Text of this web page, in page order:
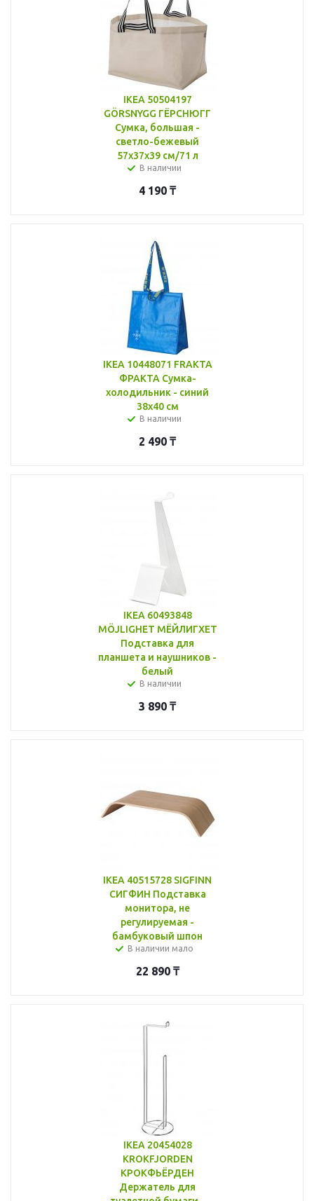
IKEA 50504197
GÖRSNYGG ГЁРСНЮГГ
Сумка, большая -
светло-бежевый
57x37x39 см/71 л
В наличии
4 190 ₸
IKEA 10448071 FRAKTA
ФРАКТА Сумка-
холодильник - синий
38x40 см
В наличии
2 490 ₸
IKEA 60493848
MÖJLIGHET МЁЙЛИГХЕТ
Подставка для
планшета и наушников -
белый
В наличии
3 890 ₸
IKEA 40515728 SIGFINN
СИГФИН Подставка
монитора, не
регулируемая -
бамбуковый шпон
В наличии мало
22 890₸
IKEA 20454028
KROKFJORDEN
КРОКФЬЁРДЕН
Держатель для